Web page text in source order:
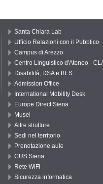
Santa Chiara Lab
Ufficio Relazioni con il Pubblico
Campus di Arezzo
Centro Linguistico d'Ateneo -
Disabilità, DSA e BES
Admission Office
International Mobility Desk
Europe Direct Siena
Musei
Altre strutture
Sedi nel territorio
Prenotazione aule
CUS Siena
Rete WiFi
Sicurezza informatica